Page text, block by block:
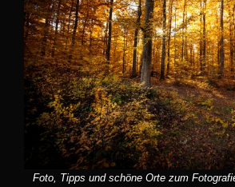
Foto, Tipps und schöne Orte zum